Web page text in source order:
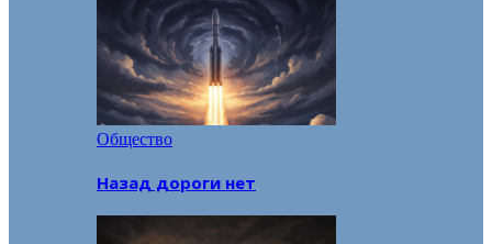
Общество
Назад дороги нет